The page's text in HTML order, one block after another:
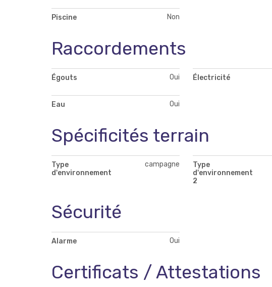
Piscine Non
Raccordements
Égouts Oui Électricité
Eau Oui
Spécificités terrain
Type
d'environnement
campagne
Type
d'environnement
2
Sécurité
Alarme Oui
Certificats / Attestations